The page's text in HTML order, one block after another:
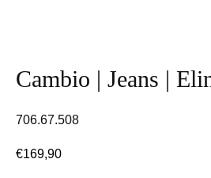
Cambio | Jeans |
706.67.508
€169,90